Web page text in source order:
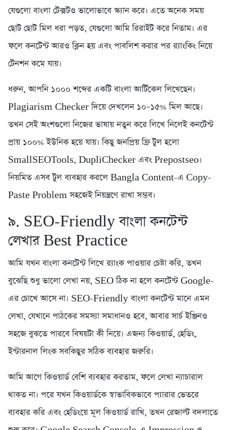
যেগুলো বাংলা টেক্সটও ভালোভাবে স্ক্যান করে। এতে অনেক সময়
ছোট ছোট মিল ধরা পড়ত, যেগুলো আমি রিরাইট করে নিতাম। এর
ফলে কনটেন্ট আরও ক্লিন হয় এবং পাবলিশ করার পর র‍্যাংকিং নিয়ে
টেনশন কমে যায়।
ধরুন, আপনি ১০০০ শব্দের একটি বাংলা আর্টিকেল লিখেছেন।
Plagiarism Checker দিয়ে দেখলেন ১০–১৫% মিল আছে।
তখন সেই অংশগুলো নিজের ভাষায় নতুন করে লিখে নিলেই কনটেন্ট
প্রায় ১০০% ইউনিক হয়ে যায়। কিছু জনপ্রিয় ফ্রি টুল হলো
SmallSEOTools, DupliChecker এবং Prepostseo।
নিয়মিত এসব টুল ব্যবহার করলে Bangla Content-এ Copy-
Paste Problem সহজেই নিয়ন্ত্রণে রাখা সম্ভব।
৯. SEO-Friendly বাংলা কনটেন্ট
লেখার Best Practice
আমি যখন বাংলা কনটেন্ট লিখে র‍্যাংক পাওয়ার চেষ্টা করি, তখন
বুঝেছি শুধু ভালো লেখা নয়, SEO ঠিক না হলে কনটেন্ট Google-
এর চোখে আসে না। SEO-Friendly বাংলা কনটেন্ট মানে এমন
লেখা, যেখানে পাঠকের সমস্যা সমাধানও হবে, আবার সার্চ ইঞ্জিনও
সহজে বুঝতে পারবে বিষয়টা কী নিয়ে। এজন্য কিওয়ার্ড, হেডিং,
ইন্টারনাল লিংক সবকিছুর সঠিক ব্যবহার জরুরি।
আমি আগে কিওয়ার্ড বেশি ব্যবহার করতাম, ফলে লেখা ন্যাচারাল
থাকত না। পরে যখন কিওয়ার্ডকে স্বাভাবিকভাবে প্যারার ভেতরে
ব্যবহার করি এবং হেডিংয়ে মূল কিওয়ার্ড রাখি, তখন রেজাল্ট বদলাতে